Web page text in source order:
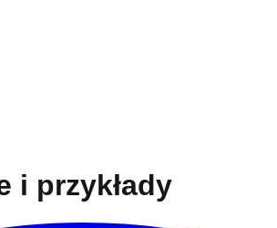
i przykłady